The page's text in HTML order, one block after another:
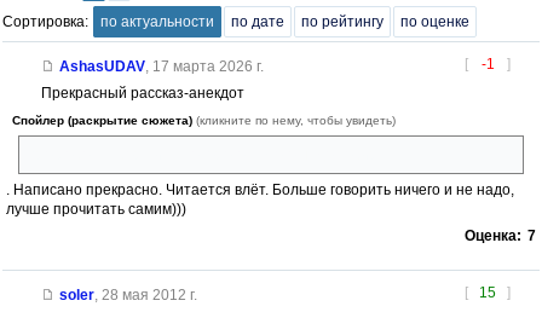
Сортировка: по актуальности по дате по рейтингу по оценке
[ -1 ]
AshasUDAV, 17 марта 2026 г.
Прекрасный рассказ-анекдот
Спойлер (раскрытие сюжета) (кликните по нему, чтобы увидеть)
. Написано прекрасно. Читается влёт. Больше говорить ничего и не надо,
лучше прочитать самим)))
Оценка: 7
[ 15 ]
soler, 28 мая 2012 г.